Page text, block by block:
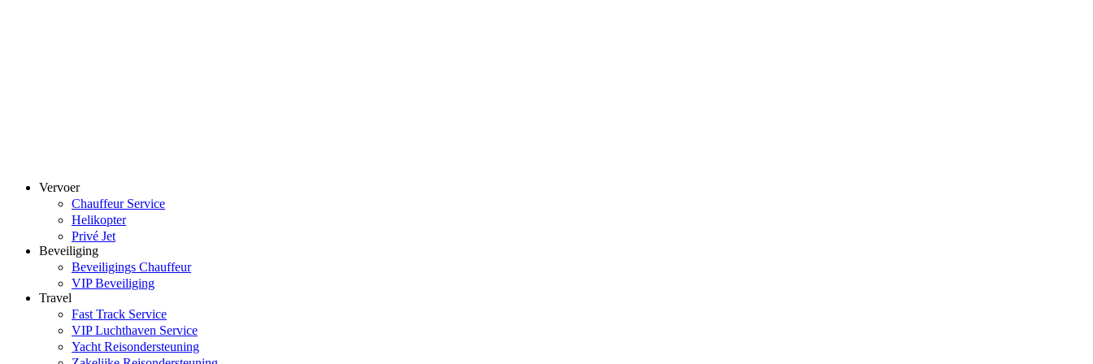
Vervoer
Chauffeur Service
Helikopter
Privé Jet
Beveiliging
Beveiligings Chauffeur
VIP Beveiliging
Travel
Fast Track Service
VIP Luchthaven Service
Yacht Reisondersteuning